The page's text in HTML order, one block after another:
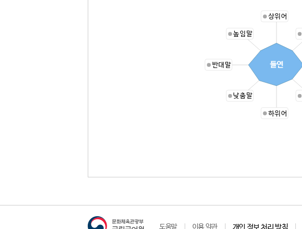
상위어
하위어
낮춤말
반대말
높임말
들연
도움말 이용 약관 개인 정보 처리 방침